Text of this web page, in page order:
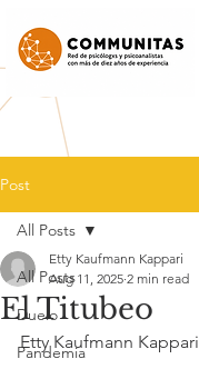
Post
All Posts
Duelo
Pandemia
All Posts
El Titubeo
Etty Kaufmann Kappari
Aug 11, 2025 2 min read
Etty Kaufmann Kappari